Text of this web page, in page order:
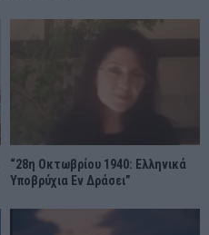
“28η Οκτωβρίου 1940: Ελληνικά
Υποβρύχια Εν Δράσει”